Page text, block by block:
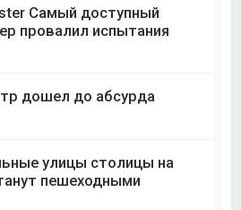
Самый доступный
провалил испытания
дошел до абсурда
улицы столицы на
пешеходными